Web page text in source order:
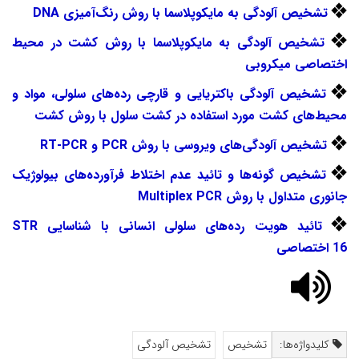
تشخیص آلودگی به مایکوپلاسما با روش رنگ‌آمیزی DNA
تشخیص آلودگی به مایکوپلاسما با روش کشت در محیط
اختصاصی میکروبی
تشخیص آلودگی باکتریایی و قارچی رده‌های سلولی، مواد و
محیط‌های کشت مورد استفاده در کشت سلول با روش کشت
تشخیص آلودگی‌های ویروسی با روش PCR و PCR
-
RT
تشخیص گونه‌ها و تائید عدم اختلاط فرآورده‌های بیولوژیک
جانوری متداول با روش Multiplex PCR
تائید هویت رده‌های سلولی انسانی با شناسایی STR
16 اختصاصی
کلیدواژه‌ها: تشخیص
تشخیص آلودگی